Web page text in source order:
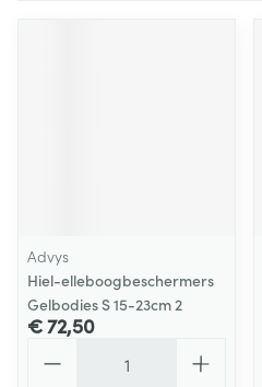
Advys
Hiel-elleboogbeschermers
Gelbodies S 15-23cm 2
€ 72,50